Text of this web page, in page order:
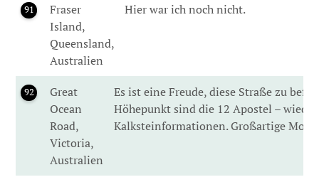
91
Fraser
Island,
Queensland,
Australien
Hier war ich noch nicht.
92
Great
Ocean
Road,
Victoria,
Australien
Es ist eine Freude, diese Straße zu
Höhepunkt sind die 12 Apostel –
Kalksteinformationen. Großartige